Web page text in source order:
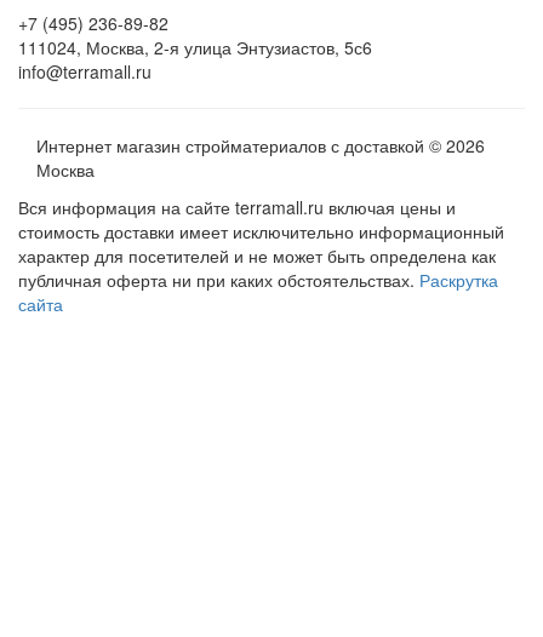
+7 (495) 236-89-82
111024, Москва, 2-я улица Энтузиастов, 5с6
info@terramall.ru
Интернет магазин стройматериалов с доставкой © 2026
Москва
Вся информация на сайте terramall.ru включая цены и
стоимость доставки имеет исключительно информационный
характер для посетителей и не может быть определена как
публичная оферта ни при каких обстоятельствах. Раскрутка
сайта